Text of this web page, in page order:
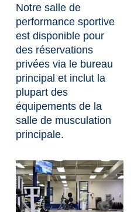
Notre salle de
performance sportive
est disponible pour
des réservations
privées via le bureau
principal et inclut la
plupart des
équipements de la
salle de musculation
principale.